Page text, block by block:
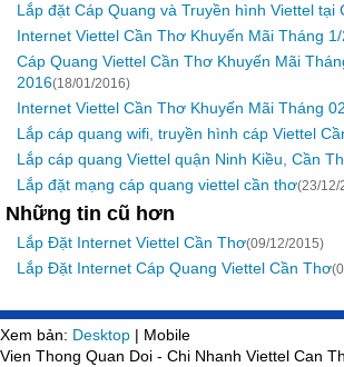
Lắp đặt Cáp Quang và Truyền hình Viettel tại
Internet Viettel Cần Thơ Khuyến Mãi Tháng
Cáp Quang Viettel Cần Thơ Khuyến Mãi
2016(18/01/2016)
Internet Viettel Cần Thơ Khuyến Mãi Tháng
Lắp cáp quang wifi, truyền hình cáp Viettel
Lắp cáp quang Viettel quận Ninh Kiều, Cần
Lắp đặt mạng cáp quang viettel cần thơ(23/12/
Những tin cũ hơn
Lắp Đặt Internet Viettel Cần Thơ(09/12/2015)
Lắp Đặt Internet Cáp Quang Viettel Cần Thơ
Xem bản: Desktop | Mobile
Vien Thong Quan Doi - Chi Nhanh Viettel Can